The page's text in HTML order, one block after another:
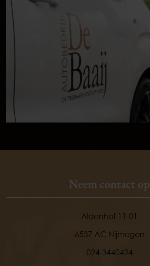
Neem contact op
Aldenhof 11-01
6537 AC Nijmegen
024-3440424